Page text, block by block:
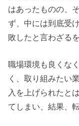
はあったものの、
ず、中には到底受
敗したと言わざる
職場環境も良くな
く、取り組みたい
入を上げられたと
てしまい、結果、